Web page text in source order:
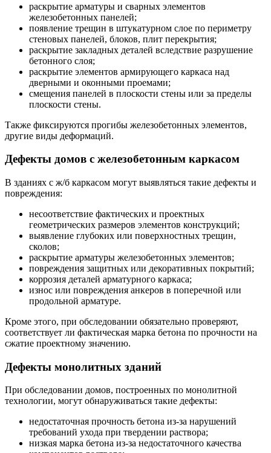
раскрытие арматуры и сварных элементов
железобетонных панелей;
появление трещин в штукатурном слое по периметру
стеновых панелей, блоков, плит перекрытия;
раскрытие закладных деталей вследствие разрушение
бетонного слоя;
раскрытие элементов армирующего каркаса над
дверными и оконными проемами;
смещения панелей в плоскости стены или за пределы
плоскости стены.
Также фиксируются прогибы железобетонных элементов,
другие виды деформаций.
Дефекты домов с железобетонным каркасом
В зданиях с ж/б каркасом могут выявляться такие дефекты и
повреждения:
несоответствие фактических и проектных
геометрических размеров элементов конструкций;
выявление глубоких или поверхностных трещин,
сколов;
раскрытие арматуры железобетонных элементов;
повреждения защитных или декоративных покрытий;
коррозия деталей арматурного каркаса;
износ или повреждения анкеров в поперечной или
продольной арматуре.
Кроме этого, при обследовании обязательно проверяют,
соответствует ли фактическая марка бетона по прочности на
сжатие проектному значению.
Дефекты монолитных зданий
При обследовании домов, построенных по монолитной
технологии, могут обнаруживаться такие дефекты:
недостаточная прочность бетона из-за нарушений
требований ухода при твердении раствора;
низкая марка бетона из-за недостаточного качества